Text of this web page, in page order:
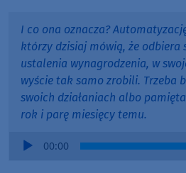
I co ona oznacza?
którzy dzisiaj mówią, że odbiera
ustalenia wynagrodzenia, w
wyście tak samo zrobili. Trzeba
swoich działaniach albo
rok i parę miesięcy temu.
Audio
00:00